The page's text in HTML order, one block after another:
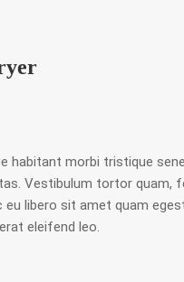
habitant morbi tristique
Vestibulum tortor quam,
eu libero sit amet quam
eleifend leo.